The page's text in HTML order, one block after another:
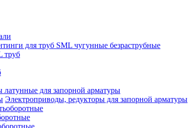
для труб SML чугунные безраструбные
труб
латунные для запорной арматуры
Электроприводы, редукторы для запорной арматуры